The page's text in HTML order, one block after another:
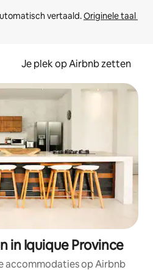
vertaald. Originele taal
Je plek op Airbnb zetten
in Iquique Province
accommodaties op Airbnb